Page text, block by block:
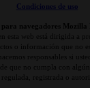
Condiciones de uso
para navegadores
esta web está dirigida a
o información que no
responsables si
que no cumpla con
regulada, registrada o